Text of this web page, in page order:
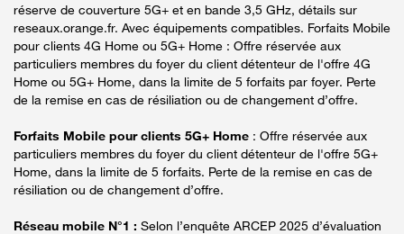
réserve de couverture 5G+ et en bande 3,5 GHz, détails sur
reseaux.orange.fr. Avec équipements compatibles. Forfaits Mobile
pour clients 4G Home ou 5G+ Home : Offre réservée aux
particuliers membres du foyer du client détenteur de l'offre 4G
Home ou 5G+ Home, dans la limite de 5 forfaits par foyer. Perte
de la remise en cas de résiliation ou de changement d’offre.
Forfaits Mobile pour clients 5G+ Home : Offre réservée aux
particuliers membres du foyer du client détenteur de l'offre 5G+
Home, dans la limite de 5 forfaits. Perte de la remise en cas de
résiliation ou de changement d’offre.
Réseau mobile N°1 : Selon l’enquête ARCEP 2025 d’évaluation